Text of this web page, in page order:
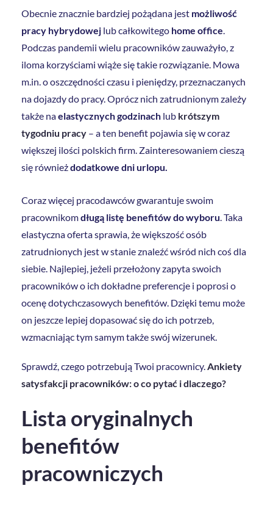
Obecnie znacznie bardziej pożądana jest możliwość
pracy hybrydowej lub całkowitego home office.
Podczas pandemii wielu pracowników zauważyło, z
iloma korzyściami wiąże się takie rozwiązanie. Mowa
m.in. o oszczędności czasu i pieniędzy, przeznaczanych
na dojazdy do pracy. Oprócz nich zatrudnionym zależy
także naelastycznych godzinach lub krótszym
tygodniu pracy – a ten benefit pojawia się w coraz
większej ilości polskich firm. Zainteresowaniem cieszą
się równieżdodatkowe dni urlopu.
Coraz więcej pracodawców gwarantuje swoim
pracownikomdługą listę benefitów do wyboru . Taka
elastyczna oferta sprawia, że większość osób
zatrudnionych jest w stanie znaleźć wśród nich coś dla
siebie. Najlepiej, jeżeli przełożony zapyta swoich
pracowników o ich dokładne preferencje i poprosi o
ocenę dotychczasowych benefitów. Dzięki temu może
on jeszcze lepiej dopasować się do ich potrzeb,
wzmacniając tym samym także swój wizerunek.
Sprawdź, czego potrzebują Twoi pracownicy. Ankiety
satysfakcji pracowników: o co pytać i dlaczego?
Lista oryginalnych
benefitów
pracowniczych